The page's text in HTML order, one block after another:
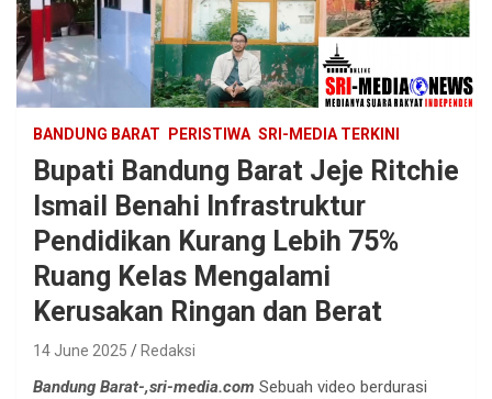
BANDUNG BARAT PERISTIWA SRI-MEDIA TERKINI
Bupati Bandung Barat Jeje Ritchie
Ismail Benahi Infrastruktur
Pendidikan Kurang Lebih 75%
Ruang Kelas Mengalami
Kerusakan Ringan dan Berat
14 June 2025 Redaksi
Bandung Barat-,sri-media.com Sebuah video berdurasi